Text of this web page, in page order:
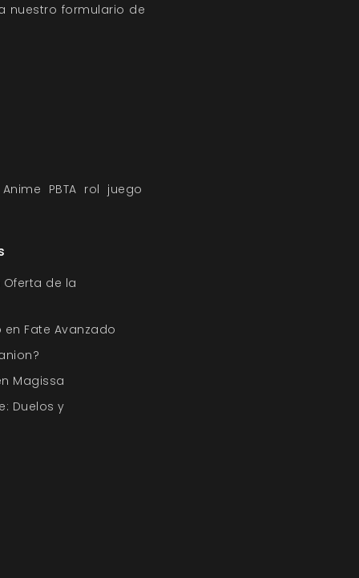
nuestro formulario de
Anime PBTA rol juego
de la
Fate Avanzado
Magissa
Duelos y